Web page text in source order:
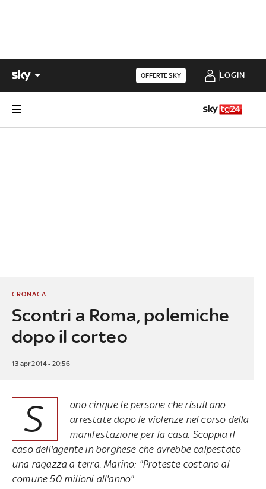
OFFERTE SKY LOGIN
Scontri a Roma, polemiche
dopo il corteo
CRONACA
13 apr 2014 - 20:56
S
ono cinque le persone che risultano
arrestate dopo le violenze nel corso della
manifestazione per la casa. Scoppia il
caso dell'agente in borghese che avrebbe calpestato
una ragazza a terra. Marino: "Proteste costano al
comune 50 milioni all'anno"